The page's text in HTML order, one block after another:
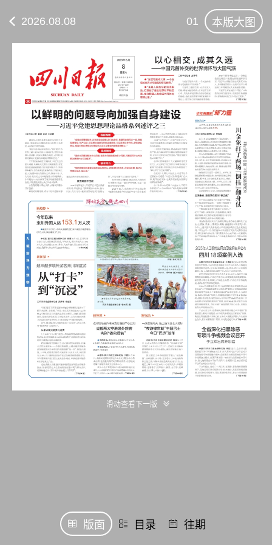
2026.08.08 01 本版大图
滑动查看下一版
版面 目录 往期